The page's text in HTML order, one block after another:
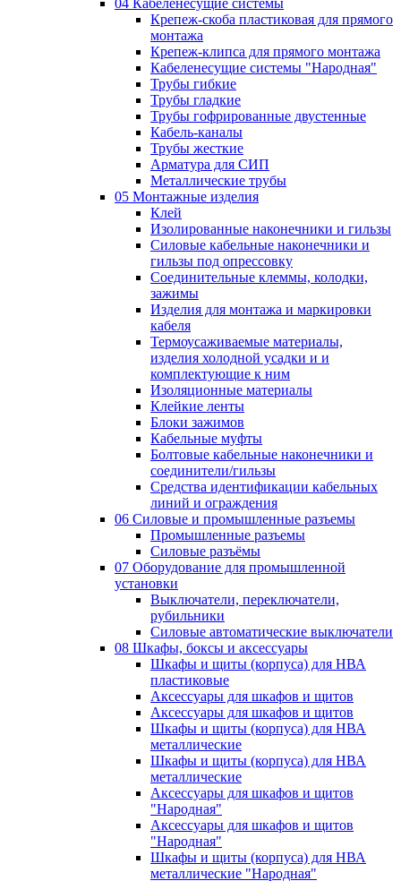
Крепеж-скоба пластиковая для прямого
монтажа
Крепеж-клипса для прямого монтажа
Кабеленесущие системы "Народная"
Трубы гибкие
Трубы гладкие
Трубы гофрированные двустенные
Кабель-каналы
Трубы жесткие
Арматура для СИП
Металлические трубы
05 Монтажные изделия
Клей
Изолированные наконечники и гильзы
Силовые кабельные наконечники и
гильзы под опрессовку
Соединительные клеммы, колодки,
зажимы
Изделия для монтажа и маркировки
кабеля
Термоусаживаемые материалы,
изделия холодной усадки и и
комплектующие к ним
Изоляционные материалы
Клейкие ленты
Блоки зажимов
Кабельные муфты
Болтовые кабельные наконечники и
соединители/гильзы
Средства идентификации кабельных
линий и ограждения
06 Силовые и промышленные разъемы
Промышленные разъемы
Силовые разъёмы
07 Оборудование для промышленной
установки
Выключатели, переключатели,
рубильники
Силовые автоматические выключатели
08 Шкафы, боксы и аксессуары
Шкафы и щиты (корпуса) для НВА
пластиковые
Аксессуары для шкафов и щитов
Аксессуары для шкафов и щитов
Шкафы и щиты (корпуса) для НВА
металлические
Шкафы и щиты (корпуса) для НВА
металлические
Аксессуары для шкафов и щитов
"Народная"
Аксессуары для шкафов и щитов
"Народная"
Шкафы и щиты (корпуса) для НВА
металлические "Народная"